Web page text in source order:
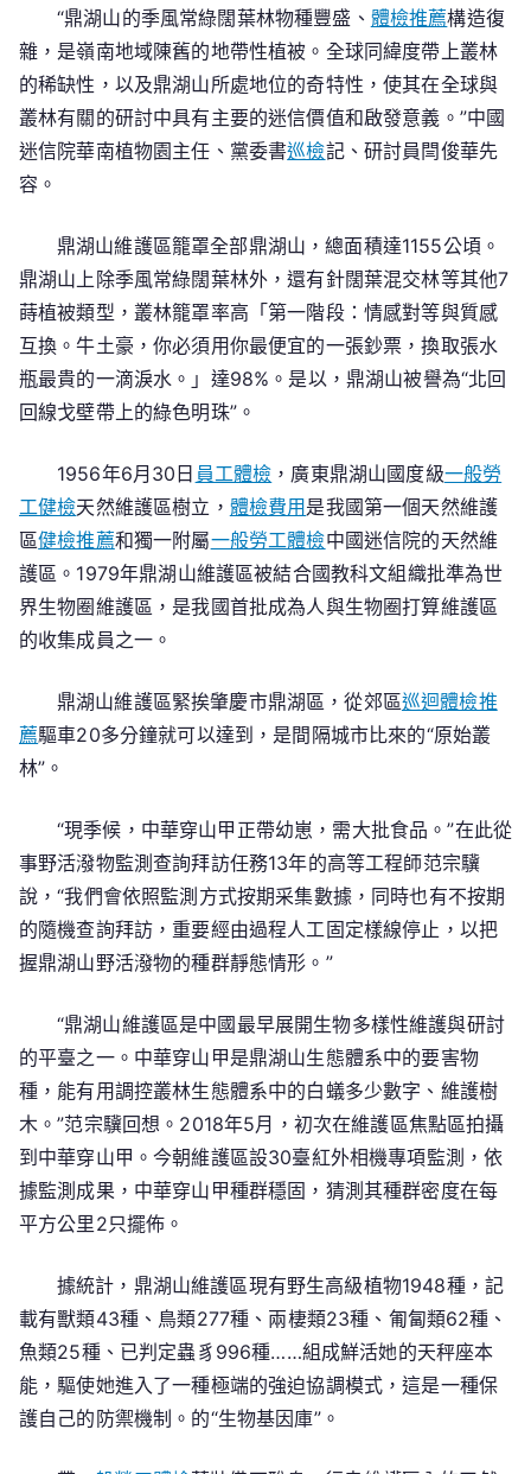
“鼎湖山的季風常綠闊葉林物種豐盛、 體檢推薦構造復
雜，是嶺南地域陳舊的地帶性植被。全球同緯度帶上叢林
的稀缺性，以及鼎湖山所處地位的奇特性，使其在全球與
叢林有關的研討中具有主要的迷信價值和啟發意義。”中國
迷信院華南植物園主任、黨委書巡檢記、研討員閆俊華先
容。
鼎湖山維護區籠罩全部鼎湖山，總面積達1155公頃。
鼎湖山上除季風常綠闊葉林外，還有針闊葉混交林等其他7
蒔植被類型，叢林籠罩率高「第一階段：情感對等與質感
互換。牛土豪，你必須用你最便宜的一張鈔票，換取張水
瓶最貴的一滴淚水。」達98%。是以，鼎湖山被譽為“北回
回線戈壁帶上的綠色明珠”。
1956年6月30日 員工體檢 ，廣東鼎湖山國度級一般勞
工健檢天然維護區樹立， 體檢費用 是我國第一個天然維護
區健檢推薦和獨一附屬一般勞工體檢中國迷信院的天然維
護區。1979年鼎湖山維護區被結合國教科文組織批準為世
界生物圈維護區，是我國首批成為人與生物圈打算維護區
的收集成員之一。
鼎湖山維護區緊挨肇慶市鼎湖區，從郊區巡迴體檢推
薦驅車20多分鐘就可以達到，是間隔城市比來的“原始叢
林”。
“現季候，中華穿山甲正帶幼崽，需大批食品。”在此從
事野活潑物監測查詢拜訪任務13年的高等工程師范宗驥
說，“我們會依照監測方式按期采集數據，同時也有不按期
的隨機查詢拜訪，重要經由過程人工固定樣線停止，以把
握鼎湖山野活潑物的種群靜態情形。”
“鼎湖山維護區是中國最早展開生物多樣性維護與研討
的平臺之一。中華穿山甲是鼎湖山生態體系中的要害物
種，能有用調控叢林生態體系中的白蟻多少數字、維護樹
木。”范宗驥回想。2018年5月，初次在維護區焦點區拍攝
到中華穿山甲。今朝維護區設30臺紅外相機專項監測，依
據監測成果，中華穿山甲種群穩固，猜測其種群密度在每
平方公里2只擺佈。
據統計，鼎湖山維護區現有野生高級植物1948種，記
載有獸類43種、鳥類277種、兩棲類23種、匍匐類62種、
魚類25種、已判定蟲豸996種……組成鮮活她的天秤座本
能，驅使她進入了一種極端的強迫協調模式，這是一種保
護自己的防禦機制。的“生物基因庫”。